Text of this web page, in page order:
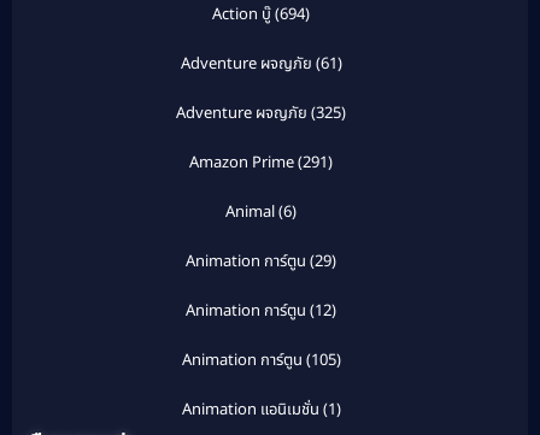
Action บู๊(694)
Adventure ผจญภัย (61)
Adventure ผจญภัย (325)
Amazon Prime(291)
Animal(6)
Animation การ์ตูน (29)
Animation การ์ตูน (12)
Animation การ์ตูน (105)
Animation แอนิเมชั่น (1)